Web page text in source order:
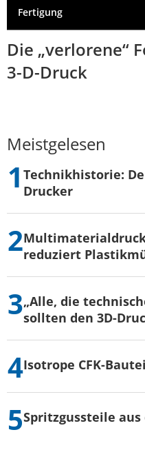
Fertigung
Die „verlorene“
3-D-Druck
Meistgelesen
Technikhistorie:
Drucker
reduziert
„Alle, die
sollten den 3D-
Isotrope CFK-
Spritzgussteile